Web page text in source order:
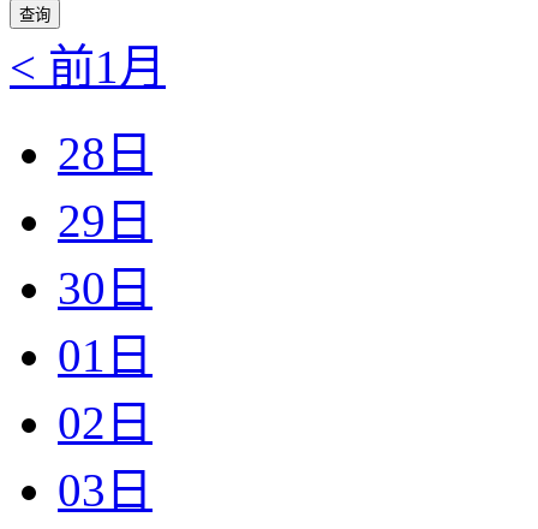
< 前1月
28日
29日
30日
01日
02日
03日